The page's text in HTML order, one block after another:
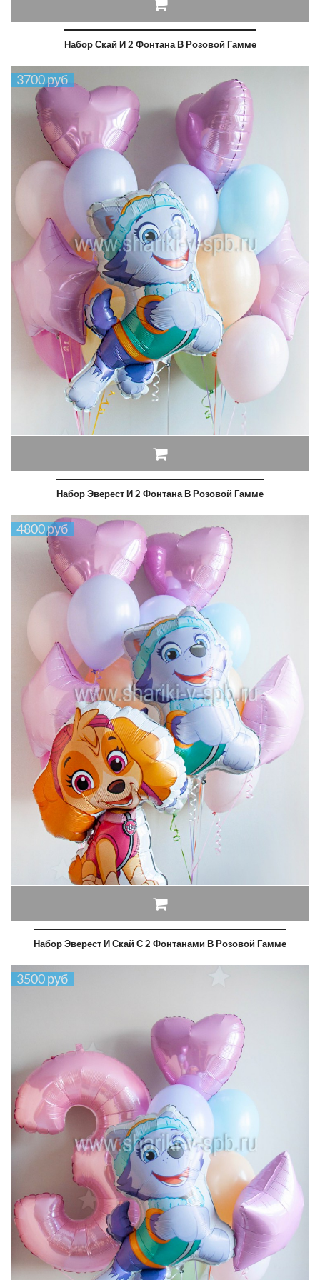
Набор Скай И 2 Фонтана В Розовой Гамме
3700 руб
Набор Эверест И 2 Фонтана В Розовой Гамме
4800 руб
Набор Эверест И Скай С 2 Фонтанами В Розовой Гамме
3500 руб